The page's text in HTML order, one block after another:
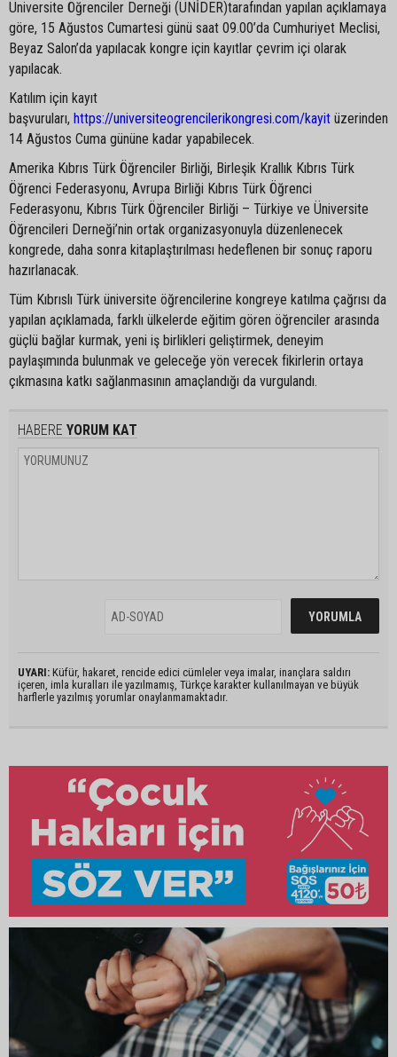
Üniversite Öğrenciler Derneği (ÜNİDER)tarafından yapılan açıklamaya
göre, 15 Ağustos Cumartesi günü saat 09.00’da Cumhuriyet Meclisi,
Beyaz Salon’da yapılacak kongre için kayıtlar çevrim içi olarak
yapılacak.
Katılım için kayıt
başvuruları, https://universiteogrencilerikongresi.com/kayit üzerinden
14 Ağustos Cuma gününe kadar yapabilecek.
Amerika Kıbrıs Türk Öğrenciler Birliği, Birleşik Krallık Kıbrıs Türk
Öğrenci Federasyonu, Avrupa Birliği Kıbrıs Türk Öğrenci
Federasyonu, Kıbrıs Türk Öğrenciler Birliği – Türkiye ve Üniversite
Öğrencileri Derneği’nin ortak organizasyonuyla düzenlenecek
kongrede, daha sonra kitaplaştırılması hedeflenen bir sonuç raporu
hazırlanacak.
Tüm Kıbrıslı Türk üniversite öğrencilerine kongreye katılma çağrısı da
yapılan açıklamada, farklı ülkelerde eğitim gören öğrenciler arasında
güçlü bağlar kurmak, yeni iş birlikleri geliştirmek, deneyim
paylaşımında bulunmak ve geleceğe yön verecek fikirlerin ortaya
çıkmasına katkı sağlanmasının amaçlandığı da vurgulandı.
HABERE YORUM KAT
UYARI: Küfür, hakaret, rencide edici cümleler veya imalar, inançlara saldırı
içeren, imla kuralları ile yazılmamış, Türkçe karakter kullanılmayan ve büyük
harflerle yazılmış yorumlar onaylanmamaktadır.